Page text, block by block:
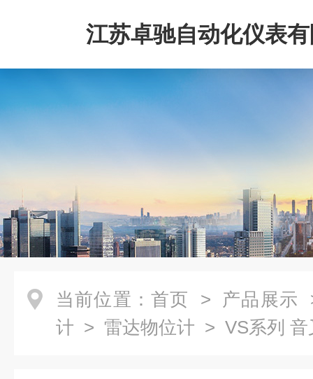
江苏卓驰自动化仪表
当前位置： 首页 > 产品展示
计 > 雷达物位计 > VS系列 音